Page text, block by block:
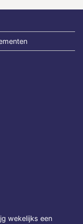
wekelijks een